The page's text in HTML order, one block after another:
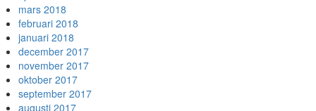
mars 2018
februari 2018
januari 2018
december 2017
november 2017
oktober 2017
september 2017
augusti 2017